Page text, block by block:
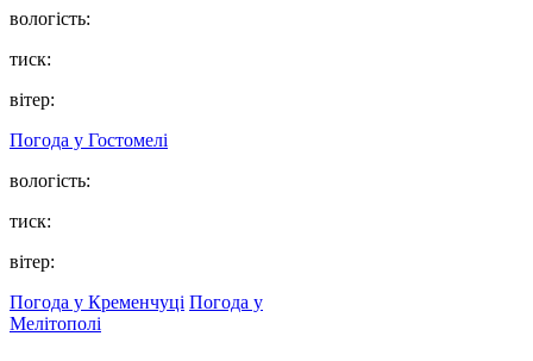
вологість:
тиск:
вітер:
Погода у Гостомелі
вологість:
тиск:
вітер:
Погода у Кременчуці Погода у
Мелітополі